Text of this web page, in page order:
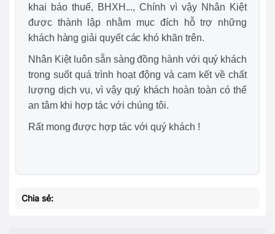
khai báo thuế, BHXH..., Chính vì vậy Nhân Kiệt
được thành lập nhằm mục đích hỗ trợ những
khách hàng giải quyết các khó khăn trên.
Nhân Kiệt luôn sẵn sàng đồng hành với quý khách
trong suốt quá trình hoạt động và cam kết về chất
lượng dịch vụ, vì vậy quý khách hoàn toàn có thể
an tâm khi hợp tác với chúng tôi.
Rất mong được hợp tác với quý khách !
Chia sẻ: